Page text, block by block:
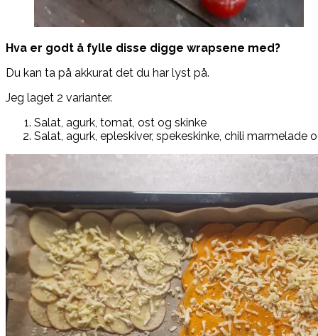
Hva er godt å fylle disse digge wrapsene med?
Du kan ta på akkurat det du har lyst på.
Jeg laget 2 varianter.
Salat, agurk, tomat, ost og skinke
Salat, agurk, epleskiver, spekeskinke, chili marmelade